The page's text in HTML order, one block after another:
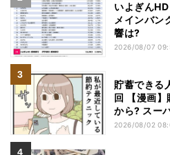
いよぎん
メインバン
響は?
2026/08/07
貯蓄できる
回 【漫画
から? スー
2026/08/02